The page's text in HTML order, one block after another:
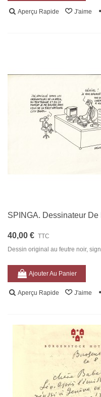
Aperçu Rapide J'aime
SPINGA. Dessinateur
40,00 € TTC
Dessin original au feutre noir,
Ajouter Au Panier
Aperçu Rapide J'aime